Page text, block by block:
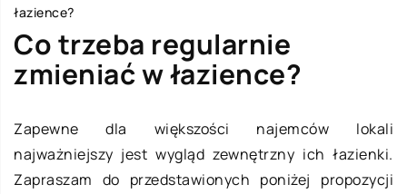
łazience?
Co trzeba regularnie
zmieniać w łazience?
Zapewne dla większości najemców lokali
najważniejszy jest wygląd zewnętrzny ich łazienki.
Zapraszam do przedstawionych poniżej propozycji